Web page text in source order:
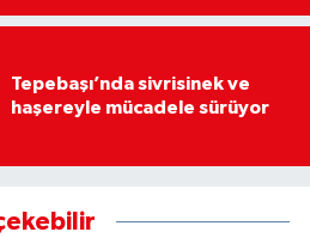
Tepebaşı’nda sivrisinek ve
haşereyle mücadele sürüyor